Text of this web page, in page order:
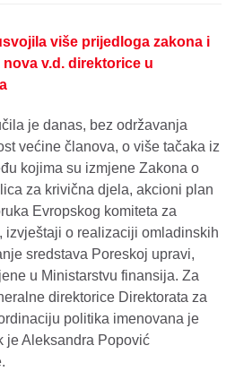
više prijedloga zakona i
v.d. direktorice u
je danas, bez održavanja
većine članova, o više tačaka iz
kojima su izmjene Zakona o
za krivična djela, akcioni plan
Evropskog komiteta za
izvještaji o realizaciji omladinskih
sredstava Poreskoj upravi,
u Ministarstvu finansija. Za
direktorice Direktorata za
politika imenovana je
je Aleksandra Popović